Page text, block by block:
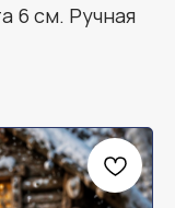
6 см. Ручная